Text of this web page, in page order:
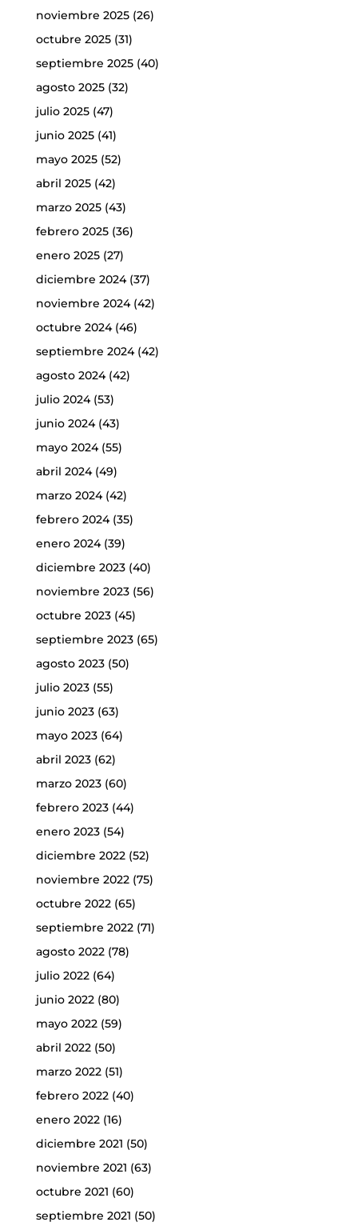
noviembre 2025(26)
octubre 2025(31)
septiembre 2025(40)
agosto 2025(32)
julio 2025(47)
junio 2025(41)
mayo 2025(52)
abril 2025(42)
marzo 2025(43)
febrero 2025(36)
enero 2025(27)
diciembre 2024(37)
noviembre 2024(42)
octubre 2024(46)
septiembre 2024(42)
agosto 2024(42)
julio 2024(53)
junio 2024(43)
mayo 2024(55)
abril 2024(49)
marzo 2024(42)
febrero 2024(35)
enero 2024(39)
diciembre 2023(40)
noviembre 2023(56)
octubre 2023(45)
septiembre 2023(65)
agosto 2023(50)
julio 2023(55)
junio 2023(63)
mayo 2023(64)
abril 2023(62)
marzo 2023(60)
febrero 2023(44)
enero 2023(54)
diciembre 2022(52)
noviembre 2022(75)
octubre 2022(65)
septiembre 2022(71)
agosto 2022(78)
julio 2022(64)
junio 2022(80)
mayo 2022(59)
abril 2022(50)
marzo 2022(51)
febrero 2022(40)
enero 2022(16)
diciembre 2021 (50)
noviembre 2021 (63)
octubre 2021 (60)
septiembre 2021 (50)